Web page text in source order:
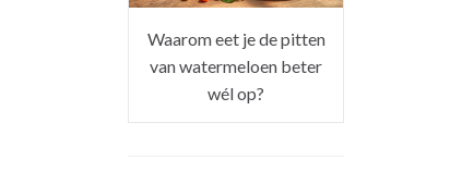
Waarom eet je de pitten
van watermeloen beter
wél op?